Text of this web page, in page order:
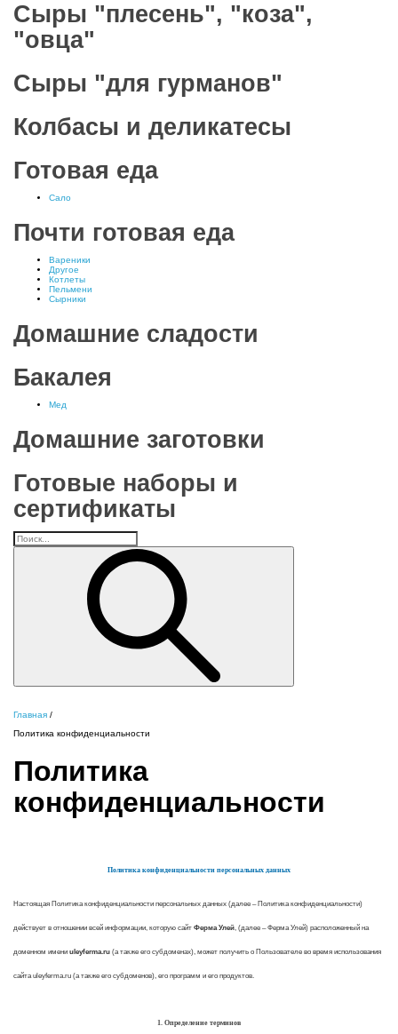
Сыры "плесень", "коза",
"овца"
Сыры "для гурманов"
Колбасы и деликатесы
Готовая еда
Сало
Почти готовая еда
Вареники
Другое
Котлеты
Пельмени
Сырники
Домашние сладости
Бакалея
Мед
Домашние заготовки
Готовые наборы и
сертификаты
Главная /
Политика конфиденциальности
Политика
конфиденциальности
Политика конфиденциальности персональных данных
Настоящая Политика конфиденциальности персональных данных (далее – Политика конфиденциальности)
действует в отношении всей информации, которую сайт Ферма Улей, (далее – Ферма Улей) расположенный на
доменном имени uleyferma.ru (а также его субдоменах), может получить о Пользователе во время использования
сайта uleyferma.ru (а также его субдоменов), его программ и его продуктов.
1. Определение терминов